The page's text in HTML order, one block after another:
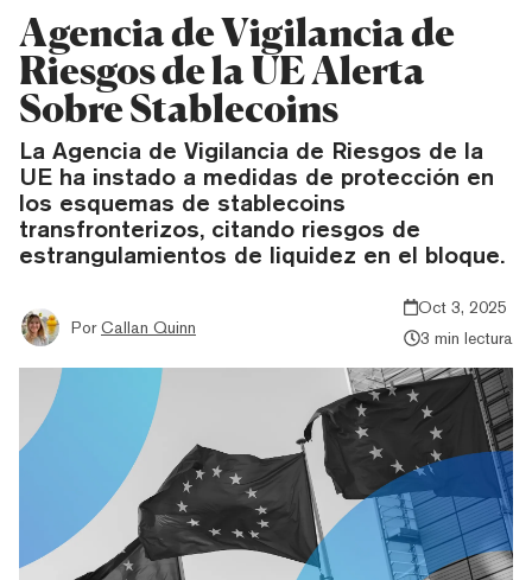
Agencia de Vigilancia de
Riesgos de la UE Alerta
Sobre Stablecoins
La Agencia de Vigilancia de Riesgos de la
UE ha instado a medidas de protección en
los esquemas de stablecoins
transfronterizos, citando riesgos de
estrangulamientos de liquidez en el bloque.
Por Callan Quinn
Oct 3, 2025
3 min lectura